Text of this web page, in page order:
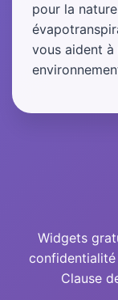
pour la
vous aident
Widgets
confidentialité
Clause